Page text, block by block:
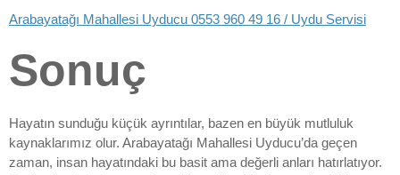
Arabayatağı Mahallesi Uyducu 0553 960 49 16 / Uydu Servisi
Sonuç
Hayatın sunduğu küçük ayrıntılar, bazen en büyük mutluluk
kaynaklarımız olur. Arabayatağı Mahallesi Uyducu’da geçen
zaman, insan hayatındaki bu basit ama değerli anları hatırlatıyor.